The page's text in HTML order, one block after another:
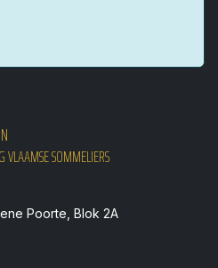
VLAAMSE SOMMELIERS
Poorte, Blok 2A